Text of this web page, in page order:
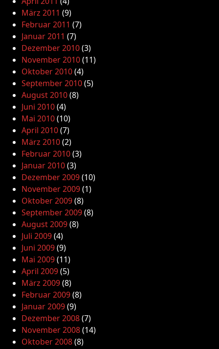
März 2011 (9)
Februar 2011 (7)
Januar 2011 (7)
Dezember 2010(3)
November 2010(11)
Oktober 2010(4)
September 2010(5)
August 2010(8)
Juni 2010(4)
Mai 2010(10)
April 2010(7)
März 2010(2)
Februar 2010(3)
Januar 2010(3)
Dezember 2009(10)
November 2009(1)
Oktober 2009(8)
September 2009(8)
August 2009(8)
Juli 2009(4)
Juni 2009(9)
Mai 2009(11)
April 2009(5)
März 2009(8)
Februar 2009(8)
Januar 2009(9)
Dezember 2008(7)
November 2008(14)
Oktober 2008(8)